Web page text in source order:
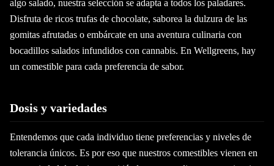
algo salado, nuestra selección se adapta a todos los paladares.
Disfruta de ricos trufas de chocolate, saborea la dulzura de las
gomitas afrutadas o embárcate en una aventura culinaria con
bocadillos salados infundidos con cannabis. En Wellgreens, hay
un comestible para cada preferencia de sabor.
Dosis y variedades
Entendemos que cada individuo tiene preferencias y niveles de
tolerancia únicos. Es por eso que nuestros comestibles vienen en